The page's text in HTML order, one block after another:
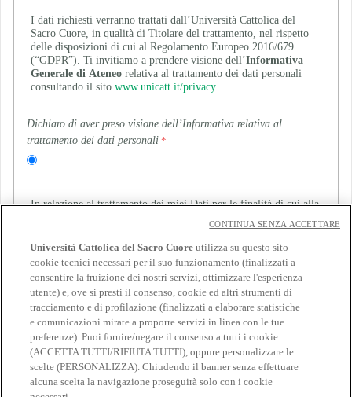
I dati richiesti verranno trattati dall’Università Cattolica del
Sacro Cuore, in qualità di Titolare del trattamento, nel rispetto
delle disposizioni di cui al Regolamento Europeo 2016/679
(“GDPR”). Ti invitiamo a prendere visione dell’Informativa
Generale di Ateneo relativa al trattamento dei dati personali
consultando il sito www.unicatt.it/privacy
Dichiaro di aver preso visione dell’Informativa relativa al
trattamento dei dati personali
In relazione al trattamento dei miei Dati per le finalità di cui alla
materiale informativo con modalità di contatto automatizzate e
non automatizzate, aventi ad oggetto: iscrizione ad eventi
organizzati da partner dell’Università e/o soggetti terzi, attività
promozionali, indagini legate a iniziative di ricerca),
Indica se presti o neghi il consenso
Università Cattolica del Sacro Cuore utilizza su questo sito
cookie tecnici necessari per il suo funzionamento (finalizzati a
consentire la fruizione dei nostri servizi, ottimizzare l'esperienza
utente) e, ove si presti il consenso, cookie ed altri strumenti di
tracciamento e di profilazione (finalizzati a elaborare statistiche
e comunicazioni mirate a proporre servizi in linea con le tue
preferenze). Puoi fornire/negare il consenso a tutti i cookie
(ACCETTA TUTTI/RIFIUTA TUTTI), oppure personalizzare le
scelte (PERSONALIZZA). Chiudendo il banner senza effettuare
alcuna scelta la navigazione proseguirà solo con i cookie
CONTINUA SENZA ACCETTARE